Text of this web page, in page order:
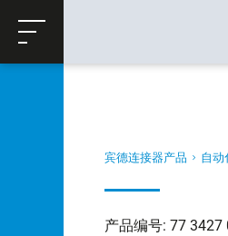
购物车
宾德连接器产品 自动
产品编号: 77 3427